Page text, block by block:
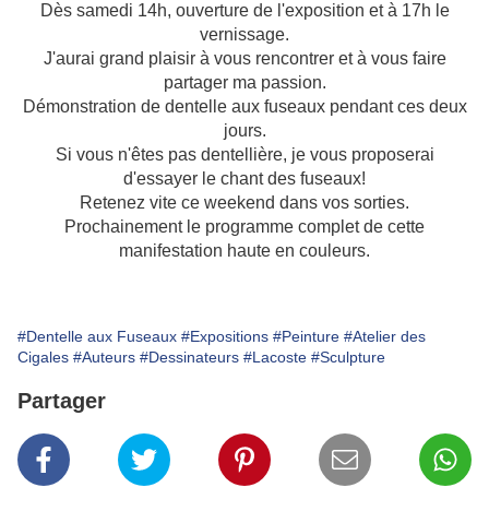
Dès samedi 14h, ouverture de l'exposition et à 17h le
vernissage.
J'aurai grand plaisir à vous rencontrer et à vous faire
partager ma passion.
Démonstration de dentelle aux fuseaux pendant ces deux
jours.
Si vous n'êtes pas dentellière, je vous proposerai
d'essayer le chant des fuseaux!
Retenez vite ce weekend dans vos sorties.
Prochainement le programme complet de cette
manifestation haute en couleurs.
#Dentelle aux Fuseaux #Expositions #Peinture #Atelier des
Cigales #Auteurs #Dessinateurs #Lacoste #Sculpture
Partager